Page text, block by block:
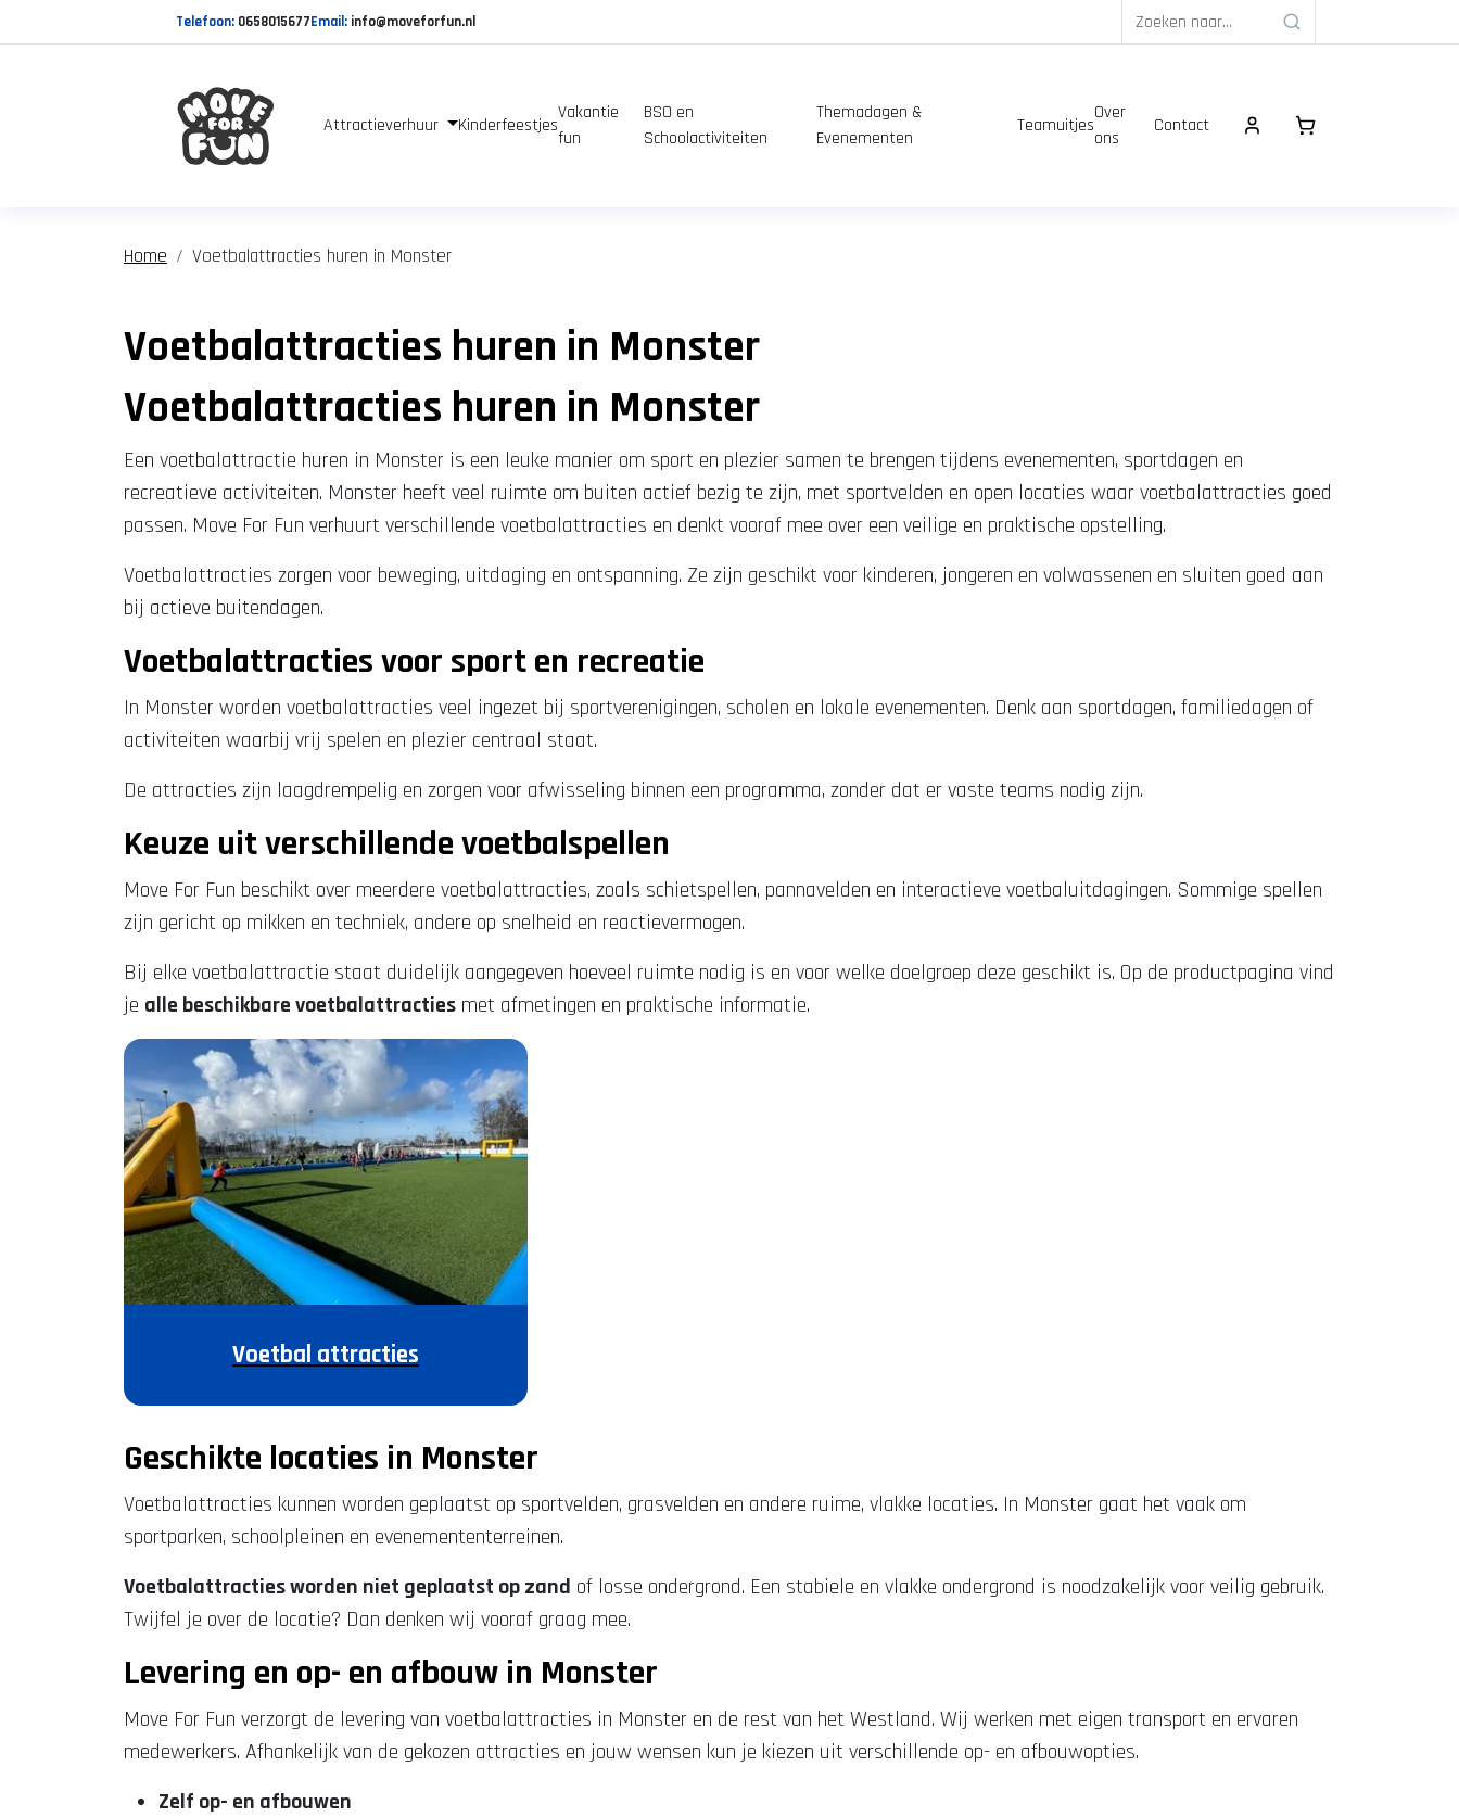
Telefoon: 0658015677Email: info@moveforfun.nl
Attractieverhuur Kinderfeestjes
Vakantie
fun
BSO en
Schoolactiviteiten
Themadagen &
Evenementen
Teamuitjes
Over
ons
Contact
Home Voetbalattracties huren in Monster
Voetbalattracties huren in Monster
Voetbalattracties huren in Monster
Een voetbalattractie huren in Monster is een leuke manier om sport en plezier samen te brengen tijdens evenementen, sportdagen en
recreatieve activiteiten. Monster heeft veel ruimte om buiten actief bezig te zijn, met sportvelden en open locaties waar voetbalattracties goed
passen. Move For Fun verhuurt verschillende voetbalattracties en denkt vooraf mee over een veilige en praktische opstelling.
Voetbalattracties zorgen voor beweging, uitdaging en ontspanning. Ze zijn geschikt voor kinderen, jongeren en volwassenen en sluiten goed aan
bij actieve buitendagen.
Voetbalattracties voor sport en recreatie
In Monster worden voetbalattracties veel ingezet bij sportverenigingen, scholen en lokale evenementen. Denk aan sportdagen, familiedagen of
activiteiten waarbij vrij spelen en plezier centraal staat.
De attracties zijn laagdrempelig en zorgen voor afwisseling binnen een programma, zonder dat er vaste teams nodig zijn.
Keuze uit verschillende voetbalspellen
Move For Fun beschikt over meerdere voetbalattracties, zoals schietspellen, pannavelden en interactieve voetbaluitdagingen. Sommige spellen
zijn gericht op mikken en techniek, andere op snelheid en reactievermogen.
Bij elke voetbalattractie staat duidelijk aangegeven hoeveel ruimte nodig is en voor welke doelgroep deze geschikt is. Op de productpagina vind
je alle beschikbare voetbalattracties met afmetingen en praktische informatie.
Voetbal attracties
Geschikte locaties in Monster
Voetbalattracties kunnen worden geplaatst op sportvelden, grasvelden en andere ruime, vlakke locaties. In Monster gaat het vaak om
sportparken, schoolpleinen en evenemententerreinen.
Voetbalattracties worden niet geplaatst op zand of losse ondergrond. Een stabiele en vlakke ondergrond is noodzakelijk voor veilig gebruik.
Twijfel je over de locatie? Dan denken wij vooraf graag mee.
Levering en op- en afbouw in Monster
Move For Fun verzorgt de levering van voetbalattracties in Monster en de rest van het Westland. Wij werken met eigen transport en ervaren
medewerkers. Afhankelijk van de gekozen attracties en jouw wensen kun je kiezen uit verschillende op- en afbouwopties.
Zelf op- en afbouwen